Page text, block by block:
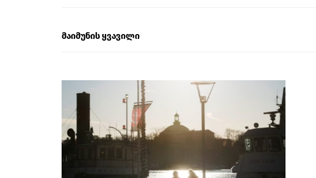
მაიმუნის ყვავილი